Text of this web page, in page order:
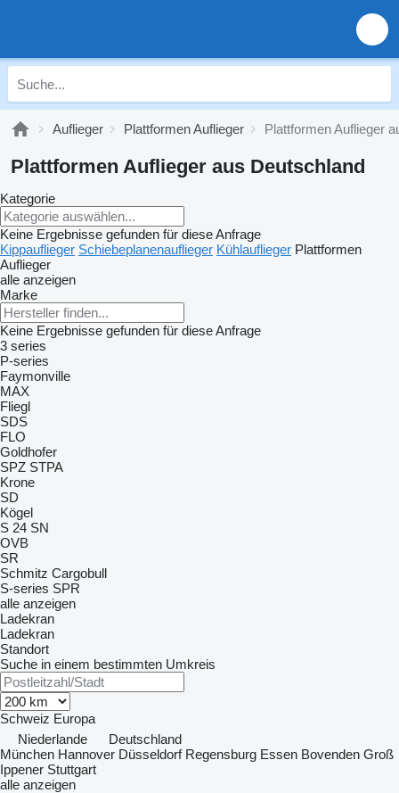
Auflieger Plattformen Auflieger Plattformen Auflieger
Plattformen Auflieger aus Deutschland
Kategorie
Keine Ergebnisse gefunden für diese Anfrage
Kippauflieger Schiebeplanenauflieger Kühlauflieger Plattformen
Auflieger
alle anzeigen
Marke
Keine Ergebnisse gefunden für diese Anfrage
3 series
P-series
Faymonville
MAX
Fliegl
SDS
FLO
Goldhofer
SPZ STPA
Krone
SD
Kögel
S 24 SN
OVB
SR
Schmitz Cargobull
S-series SPR
alle anzeigen
Ladekran
Ladekran
Standort
Suche in einem bestimmten Umkreis
Schweiz Europa
Niederlande
Deutschland
München Hannover Düsseldorf Regensburg Essen Bovenden Groß
Ippener Stuttgart
alle anzeigen